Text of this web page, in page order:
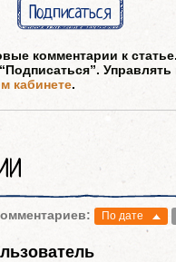
Подписаться
комментарии к
кабинете.
По дате